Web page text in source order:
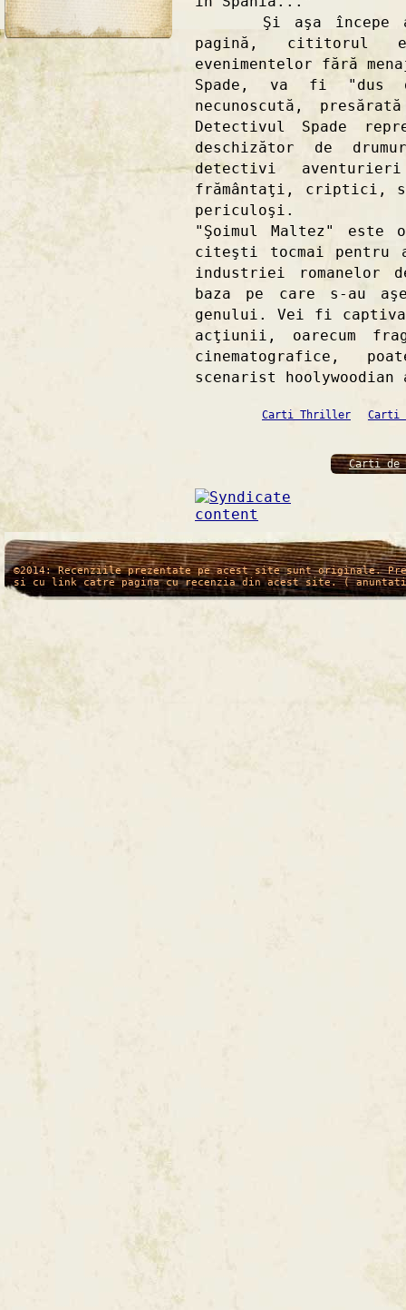
Şi aşa începe
pagină, cititorul
evenimentelor fără
Spade, va fi "dus
necunoscută,
Detectivul Spade
deschizător de
detectivi
frământaţi, criptici,
periculoşi.
"Şoimul Maltez"
citeşti tocmai pentru a
industriei romanelor
baza pe care s-au
genului. Vei fi
acţiunii, oarecum
cinematografice,
scenarist
Carti Thriller Carti
Carti
/* */
©2014: Recenziile prezentate pe acest site sunt originale.
si cu link catre pagina cu recenzia din acest site. (